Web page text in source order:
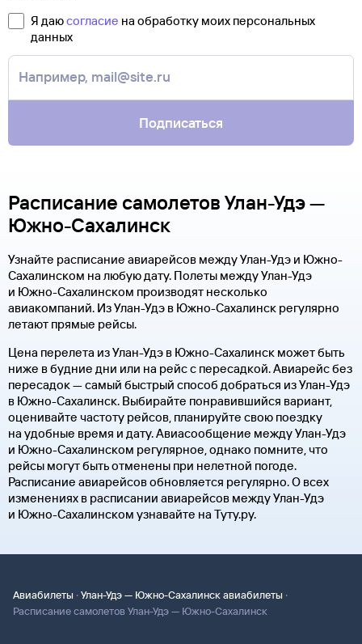
Я даюсогласие на обработку моих персональных
данных
Подписаться
Расписание самолетов Улан-Удэ —
Южно-Сахалинск
Узнайте расписание авиарейсов между Улан-Удэ и Южно-
Сахалинском на любую дату. Полеты между Улан-Удэ
и Южно-Сахалинском производят несколько
авиакомпаний. Из Улан-Удэ в Южно-Сахалинск регулярно
летают прямые рейсы.
Цена перелета из Улан-Удэ в Южно-Сахалинск может быть
ниже в будние дни или на рейс с пересадкой. Авиарейс без
пересадок — самый быстрый способ добраться из Улан-Удэ
в Южно-Сахалинск. Выбирайте понравившийся вариант,
оценивайте частоту рейсов, планируйте свою поездку
на удобные время и дату. Авиасообщение между Улан-Удэ
и Южно-Сахалинском регулярное, однако помните, что
рейсы могут быть отменены при нелетной погоде.
Расписание авиарейсов обновляется регулярно. О всех
изменениях в расписании авиарейсов между Улан-Удэ
и Южно-Сахалинском узнавайте на Туту.ру.
Авиабилеты ·Улан-Удэ — Южно-Сахалинск авиабилеты ·
Расписание самолетов Улан-Удэ — Южно-Сахалинск